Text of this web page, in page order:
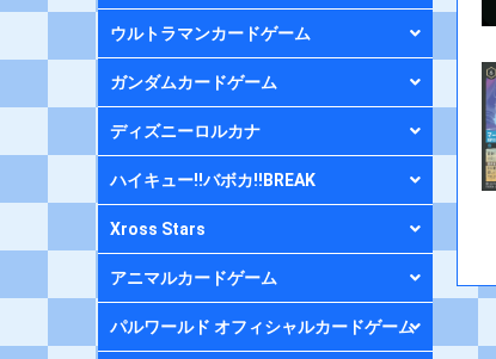
ウルトラマンカードゲーム
ガンダムカードゲーム
ディズニーロルカナ
ハイキュー!!バボカ!!BREAK
Xross Stars
アニマルカードゲーム
パルワールド オフィシャルカードゲーム